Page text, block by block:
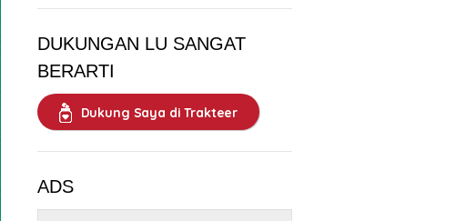
DUKUNGAN LU SANGAT
BERARTI
Dukung Saya di Trakteer
ADS